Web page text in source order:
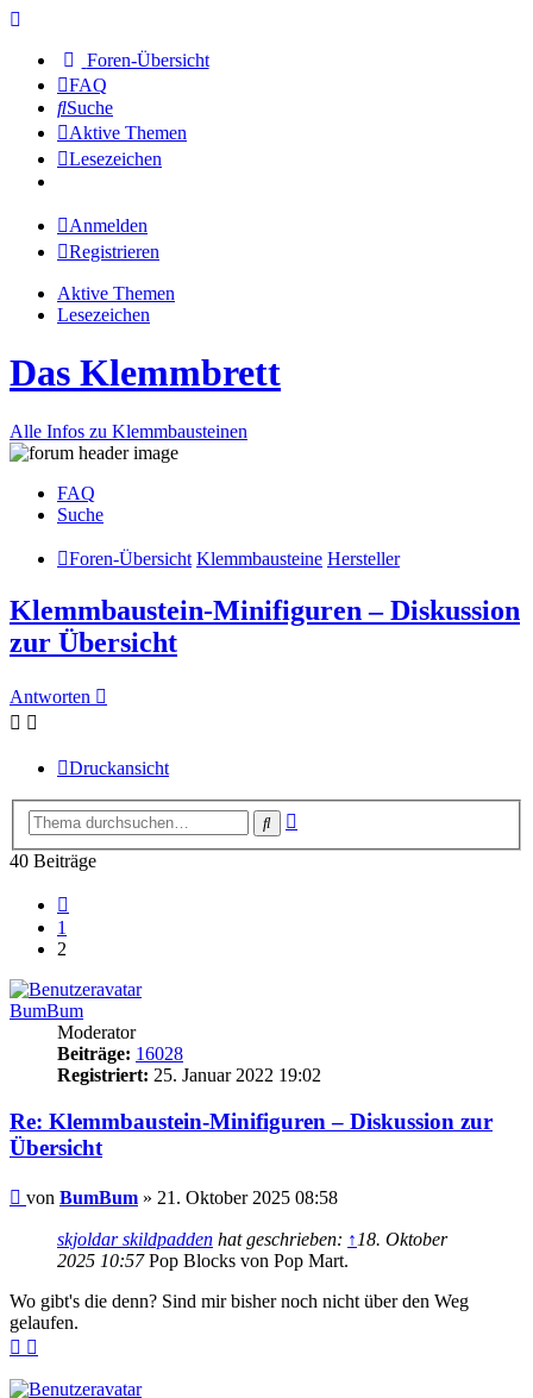
Foren-Übersicht
FAQ
Suche
Aktive Themen
Lesezeichen
Anmelden
Registrieren
Aktive Themen
Lesezeichen
Das Klemmbrett
Alle Infos zu Klemmbausteinen
FAQ
Suche
Foren-Übersicht Klemmbausteine Hersteller
Klemmbaustein-Minifiguren – Diskussion
zur Übersicht
Antworten
Druckansicht
Suche
40 Beiträge
1
2
BumBum
Moderator
Beiträge: 16028
Registriert: 25. Januar 2022 19:02
Re: Klemmbaustein-Minifiguren – Diskussion zur
Übersicht
Beitrag
von BumBum » 21. Oktober 2025 08:58
skjoldar skildpadden hat geschrieben: ↑ 18. Oktober
2025 10:57Pop Blocks von Pop Mart.
Wo gibt's die denn? Sind mir bisher noch nicht über den Weg
gelaufen.
Nach
(Seite)
(Beitrag)